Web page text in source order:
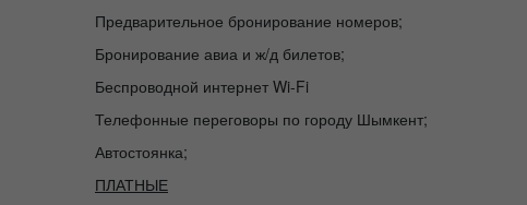
Предварительное бронирование номеров;
Бронирование авиа и ж/д билетов;
Беспроводной интернет Wi-Fi
Телефонные переговоры по городу Шымкент;
Автостоянка;
ПЛАТНЫЕ